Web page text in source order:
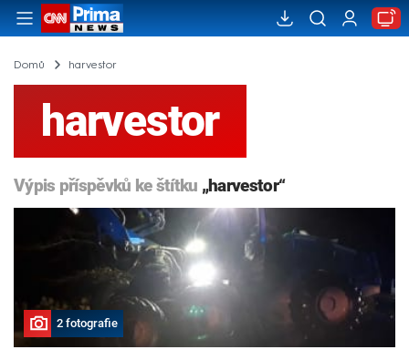
Domů harvestor
harvestor
Výpis příspěvků ke štítku „harvestor“
2 fotografie